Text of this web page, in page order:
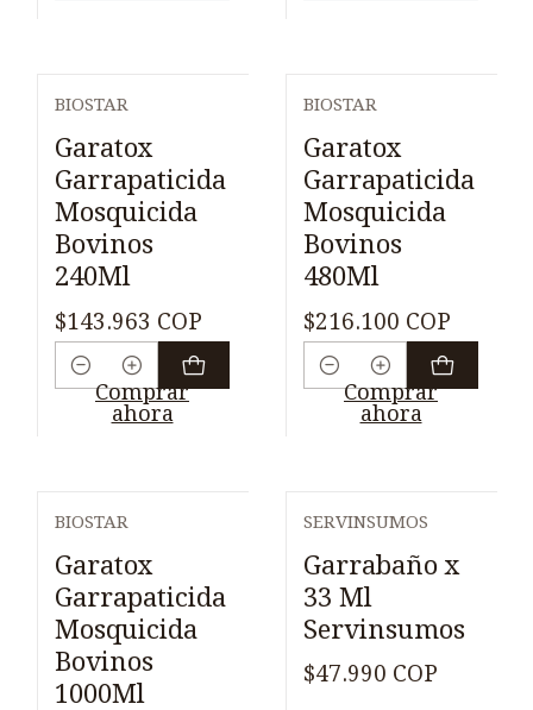
BIOSTAR
Garatox
Garrapaticida
Mosquicida
Bovinos
240Ml
$143.963 COP
Cantidad
Comprar
ahora
BIOSTAR
Garatox
Garrapaticida
Mosquicida
Bovinos
480Ml
$216.100 COP
Cantidad
Comprar
ahora
BIOSTAR
Garatox
Garrapaticida
Mosquicida
Bovinos
1000Ml
SERVINSUMOS
Garrabaño x
33 Ml
Servinsumos
$47.990 COP